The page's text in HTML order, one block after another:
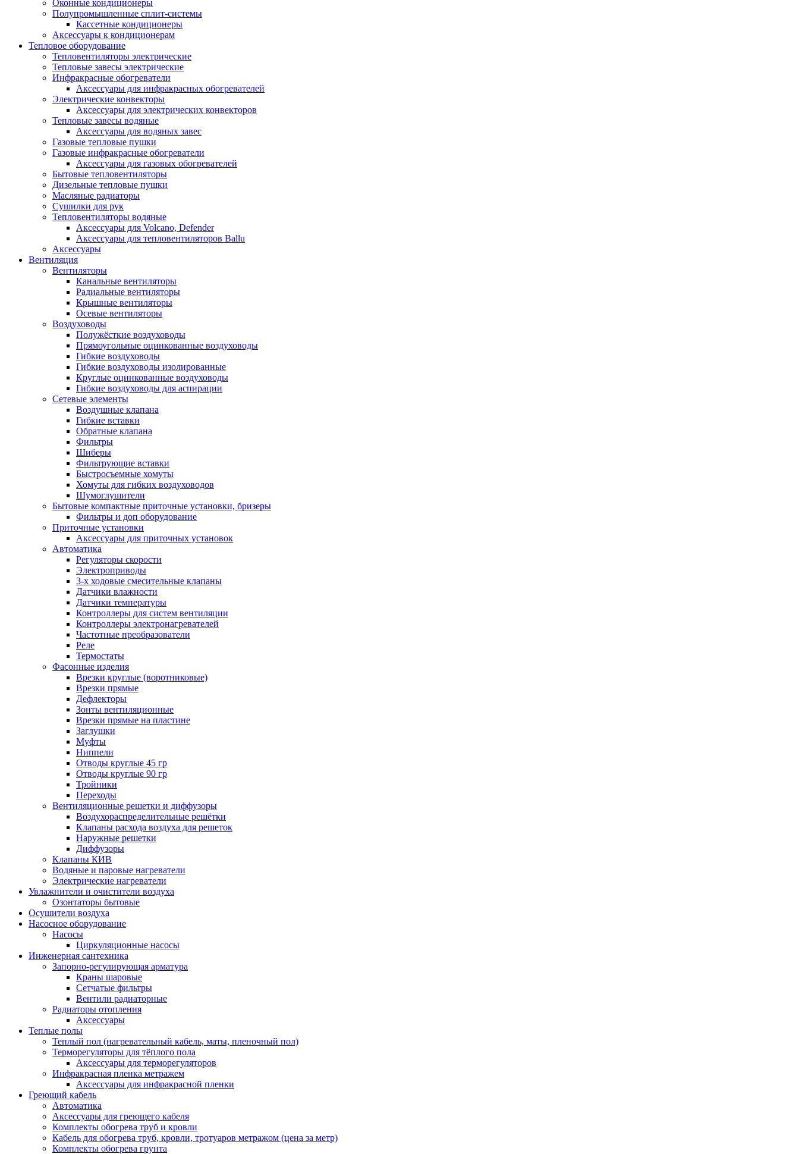
Оконные кондиционеры
Полупромышленные сплит-системы
Кассетные кондиционеры
Аксессуары к кондиционерам
Тепловое оборудование
Тепловентиляторы электрические
Тепловые завесы электрические
Инфракрасные обогреватели
Аксессуары для инфракрасных обогревателей
Электрические конвекторы
Аксессуары для электрических конвекторов
Тепловые завесы водяные
Аксессуары для водяных завес
Газовые тепловые пушки
Газовые инфракрасные обогреватели
Аксессуары для газовых обогревателей
Бытовые тепловентиляторы
Дизельные тепловые пушки
Масляные радиаторы
Сушилки для рук
Тепловентиляторы водяные
Аксессуары для Volcano, Defender
Аксессуары для тепловентиляторов Ballu
Аксессуары
Вентиляция
Вентиляторы
Канальные вентиляторы
Радиальные вентиляторы
Крышные вентиляторы
Осевые вентиляторы
Воздуховоды
Полужёсткие воздуховоды
Прямоугольные оцинкованные воздуховоды
Гибкие воздуховоды
Гибкие воздуховоды изолированные
Круглые оцинкованные воздуховоды
Гибкие воздуховоды для аспирации
Сетевые элементы
Воздушные клапана
Гибкие вставки
Обратные клапана
Фильтры
Шиберы
Фильтрующие вставки
Быстросъемные хомуты
Хомуты для гибких воздуховодов
Шумоглушители
Бытовые компактные приточные установки, бризеры
Фильтры и доп оборудование
Приточные установки
Аксессуары для приточных установок
Автоматика
Регуляторы скорости
Электроприводы
3-х ходовые смесительные клапаны
Датчики влажности
Датчики температуры
Контроллеры для систем вентиляции
Контроллеры электронагревателей
Частотные преобразователи
Реле
Термостаты
Фасонные изделия
Врезки круглые (воротниковые)
Врезки прямые
Дефлекторы
Зонты вентиляционные
Врезки прямые на пластине
Заглушки
Муфты
Ниппели
Отводы круглые 45 гр
Отводы круглые 90 гр
Тройники
Переходы
Вентиляционные решетки и диффузоры
Воздухораспределительные решётки
Клапаны расхода воздуха для решеток
Наружные решетки
Диффузоры
Клапаны КИВ
Водяные и паровые нагреватели
Электрические нагреватели
Увлажнители и очистители воздуха
Озонтаторы бытовые
Осушители воздуха
Насосное оборудование
Насосы
Циркуляционные насосы
Инженерная сантехника
Запорно-регулирующая арматура
Краны шаровые
Сетчатые фильтры
Вентили радиаторные
Радиаторы отопления
Аксессуары
Теплые полы
Теплый пол (нагревательный кабель, маты, пленочный пол)
Терморегуляторы для тёплого пола
Аксессуары для терморегуляторов
Инфракрасная пленка метражем
Аксессуары для инфракрасной пленки
Греющий кабель
Автоматика
Аксессуары для греющего кабеля
Комплекты обогрева труб и кровли
Кабель для обогрева труб, кровли, тротуаров метражом (цена за метр)
Комплекты обогрева грунта